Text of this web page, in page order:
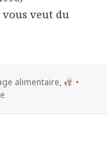
vous veut du
alimentaire,
•